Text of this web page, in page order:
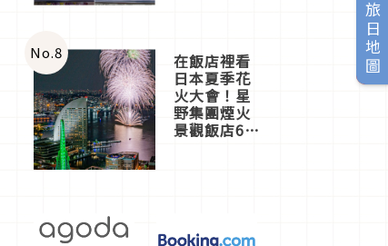
旅日地圖
店3分即達
No.8 在飯店裡看
日本夏季花
火大會！星
野集團煙火
景觀飯店6